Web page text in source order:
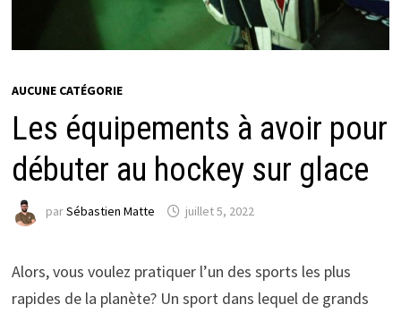
AUCUNE CATÉGORIE
Les équipements à avoir pour
débuter au hockey sur glace
parSébastien Matte juillet 5, 2022
Alors, vous voulez pratiquer l’un des sports les plus
rapides de la planète? Un sport dans lequel de grands